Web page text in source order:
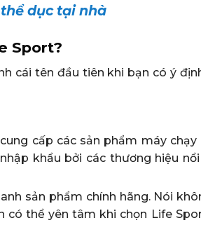
dục tại nhà
Sport?
cái tên đầu tiên khi bạn có ý
cấp các sản phẩm máy chạy
khẩu bởi các thương hiệu
sản phẩm chính hãng. Nói
có thể yên tâm khi chọn Life